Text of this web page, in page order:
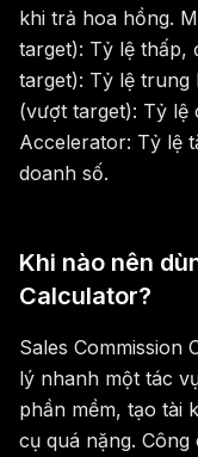
khi trả hoa hồng.
target): Tỷ lệ thấp,
target): Tỷ lệ trung
(vượt target): Tỷ
Accelerator: Tỷ lệ
doanh số.
Khi nào nên
Calculator?
Sales Commission
lý nhanh một tác
phần mềm, tạo tài
cụ quá nặng.